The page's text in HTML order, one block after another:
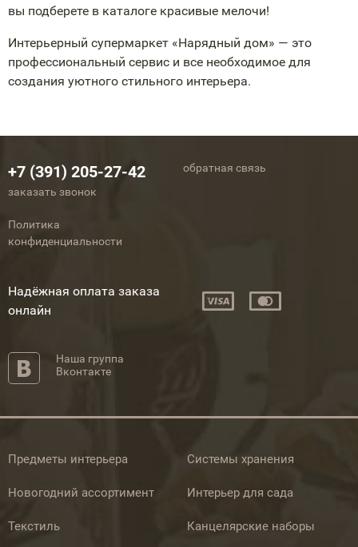
вы подберете в каталоге красивые мелочи!
Интерьерный супермаркет «Нарядный дом» — это
профессиональный сервис и все необходимое для
создания уютного стильного интерьера.
+7 (391) 205-27-42
заказать звонок
обратная связь
Политика
конфиденциальности
Надёжная оплата заказа
онлайн
Наша группа
Вконтакте
Предметы интерьера
Новогодний ассортимент
Текстиль
Системы хранения
Интерьер для сада
Канцелярские наборы